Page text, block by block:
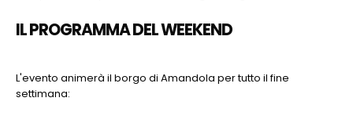
IL PROGRAMMA DEL WEEKEND
L'evento animerà il borgo di Amandola per tutto il fine
settimana: